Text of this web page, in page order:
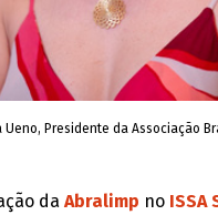
Ueno, Presidente da Associação
da Abralimp no ISSA